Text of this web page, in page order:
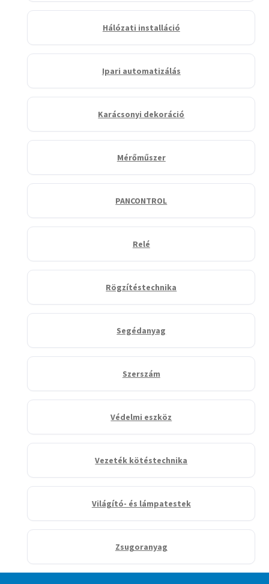
Hálózati installáció
Ipari automatizálás
Karácsonyi dekoráció
Mérőműszer
PANCONTROL
Relé
Rögzítéstechnika
Segédanyag
Szerszám
Védelmi eszköz
Vezeték kötéstechnika
Világító- és lámpatestek
Zsugoranyag